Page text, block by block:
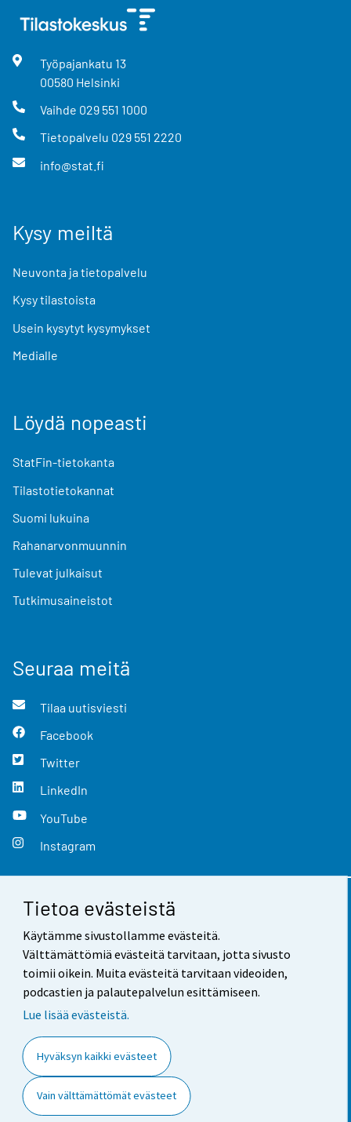
Tietoa evästeistä
Käytämme sivustollamme evästeitä.
Välttämättömiä evästeitä tarvitaan, jotta sivusto
toimii oikein. Muita evästeitä tarvitaan videoiden,
podcastien ja palautepalvelun esittämiseen.
Lue lisää evästeistä.
Hyväksyn kaikki evästeet
Vain välttämättömät evästeet
Työpajankatu 13
00580 Helsinki
Vaihde 029 551 1000
Tietopalvelu 029 551 2220
info@stat.fi
Kysy meiltä
Neuvonta ja tietopalvelu
Kysy tilastoista
Usein kysytyt kysymykset
Medialle
Löydä nopeasti
StatFin-tietokanta
Tilastotietokannat
Suomi lukuina
Rahanarvonmuunnin
Tulevat julkaisut
Tutkimusaineistot
Seuraa meitä
Tilaa uutisviesti
Facebook
Twitter
LinkedIn
YouTube
Instagram
Yhteystiedot
Palaute
Käyttöehdot
Saavutettavuus
Tietoa sivustosta
Evästeasetukset